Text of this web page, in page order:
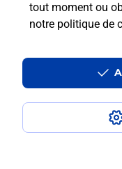
tout moment ou
notre politique de
Accessibilité :
Conditions
Mentions légales